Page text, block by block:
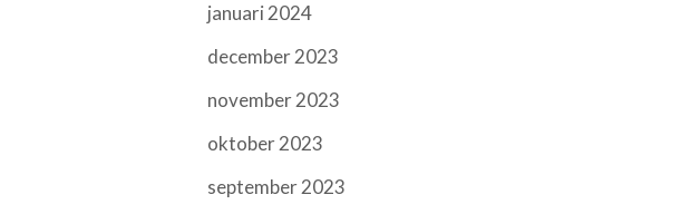
januari 2024
december 2023
november 2023
oktober 2023
september 2023